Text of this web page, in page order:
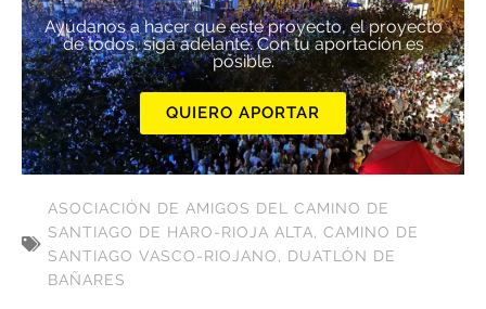
Ayúdanos a hacer que este proyecto, el proyecto
de todos, siga adelante. Con tu aportación es
posible.
QUIERO APORTAR
ASOCIACIÓN DE AMIGOS DEL CAMINO DE
SANTIAGO DE HARO-RIOJA ALTA, CAMINO DE
SANTIAGO VASCO-RIOJANO, DUATLÓN DE
BAÑARES